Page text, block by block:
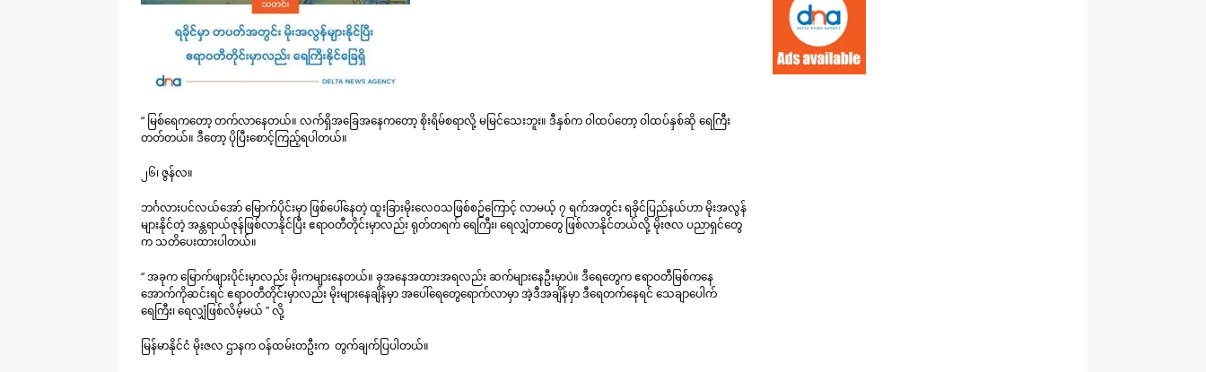
“ မြစ်ရေကတော့ တက်လာနေတယ်။ လက်ရှိအခြေအနေကတော့ စိုးရိမ်စရာလို့ မမြင်သေးဘူး။ ဒီနှစ်က ဝါထပ်တော့ ဝါထပ်နှစ်ဆို ရေကြီး
တတ်တယ်။ ဒီတော့ ပိုပြီးစောင့်ကြည့်ရပါတယ်။
၂၆၊ ဇွန်လ။
ဘင်္ဂလားပင်လယ်အော် မြောက်ပိုင်းမှာ ဖြစ်ပေါ်နေတဲ့ ထူးခြားမိုးလေဝသဖြစ်စဉ်ကြောင့် လာမယ့် ၇ ရက်အတွင်း ရခိုင်ပြည်နယ်ဟာ မိုးအလွန်
များနိုင်တဲ့ အန္တရာယ်ဇုန်ဖြစ်လာနိုင်ပြီး ဧရာဝတီတိုင်းမှာလည်း ရုတ်တရက် ရေကြီး၊ ရေလျှံတာတွေ ဖြစ်လာနိုင်တယ်လို့ မိုးဇလ ပညာရှင်တွေ
က သတိပေးထားပါတယ်။
“ အခုက မြောက်ဖျားပိုင်းမှာလည်း မိုးကများနေတယ်။ ခုအနေအထားအရလည်း ဆက်များနေဦးမှာပဲ။ ဒီရေတွေက ဧရာဝတီမြစ်ကနေ
အောက်ကိုဆင်းရင် ဧရာဝတီတိုင်းမှာလည်း မိုးများနေချိန်မှာ အပေါ်ရေတွေရောက်လာမှာ အဲ့ဒီအချိန်မှာ ဒီရေတက်နေရင် သေချာပေါက်
ရေကြီး၊ ရေလျှံဖြစ်လိမ့်မယ် ” လို့
မြန်မာနိုင်ငံ မိုးဇလ ဌာနက ဝန်ထမ်းတဦးက တွက်ချက်ပြပါတယ်။